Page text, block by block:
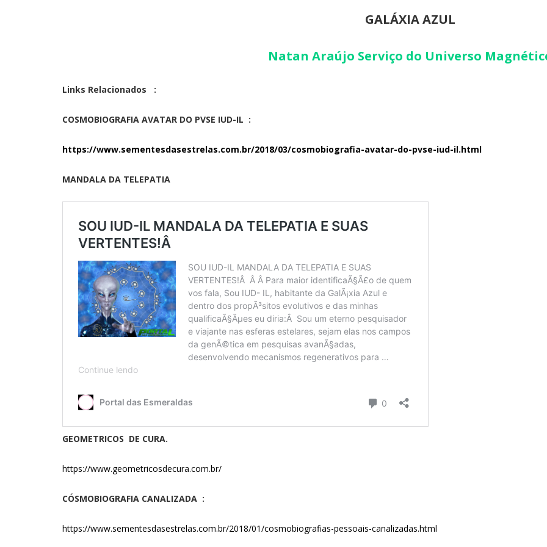
GALÁXIA AZUL
Natan Araújo Serviço do Universo
Links Relacionados :
COSMOBIOGRAFIA AVATAR DO PVSE IUD-IL :
https://www.sementesdasestrelas.com.br/2018/03/cosmobiografia-avatar-do-pvse-iud-il.html
MANDALA DA TELEPATIA
GEOMETRICOS DE CURA.
https://www.geometricosdecura.com.br/
CÓSMOBIOGRAFIA CANALIZADA :
https://www.sementesdasestrelas.com.br/2018/01/cosmobiografias-pessoais-canalizadas.html